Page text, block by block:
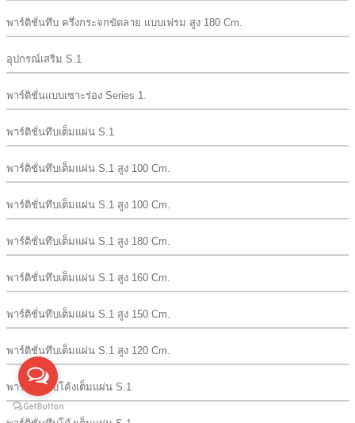
พาร์ติชั่นทึบ ครึ่งกระจกขัดลาย เเบบเฟรม สูง 180 Cm.
อุปกรณ์เสริม S.1
พาร์ติชั่นแบบเซาะร่อง Series 1.
พาร์ติชั่นทึบเต็มแผ่น S.1
พาร์ติชั่นทึบเต็มแผ่น S.1 สูง 100 Cm.
พาร์ติชั่นทึบเต็มแผ่น S.1 สูง 100 Cm.
พาร์ติชั่นทึบเต็มแผ่น S.1 สูง 180 Cm.
พาร์ติชั่นทึบเต็มแผ่น S.1 สูง 160 Cm.
พาร์ติชั่นทึบเต็มแผ่น S.1 สูง 150 Cm.
พาร์ติชั่นทึบเต็มแผ่น S.1 สูง 120 Cm.
พาร์ติชั่นทึบโค้งเต็มแผ่น S.1